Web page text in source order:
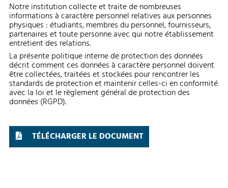
Notre institution collecte et traite de nombreuses
informations à caractère personnel relatives aux personnes
physiques : étudiants, membres du personnel, fournisseurs,
partenaires et toute personne avec qui notre établissement
entretient des relations.
La présente politique interne de protection des données
décrit comment ces données à caractère personnel doivent
être collectées, traitées et stockées pour rencontrer les
standards de protection et maintenir celles-ci en conformité
avec la loi et le règlement général de protection des
données (RGPD).
TÉLÉCHARGER LE DOCUMENT